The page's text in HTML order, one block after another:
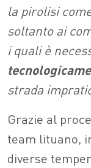
la pirolisi
soltanto ai
i quali è
strada
Grazie al
team lituano,
diverse